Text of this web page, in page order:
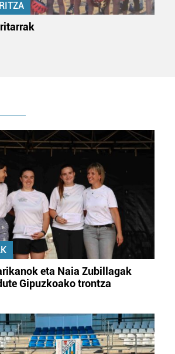
dezakezu.
gehiago eta ezarri zure lehentasunak
unetan alda edo ken dezakezu
adierazpenean.
propioak eta hirugarrenen cookie-
ditu. Zure esperientzia eta
asmoz, cookie teknologiaz
hau onartuz gero, teknologia hori
esplizitua ematen diguzu.Gehiago
eta Naia Zubillagak
Gipuzkoako trontza